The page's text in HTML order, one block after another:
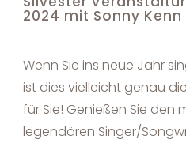
2024 mit Sonny Kenn
Wenn Sie ins neue Jahr
ist dies vielleicht genau
für Sie! Genießen Sie den
legendären Singer/